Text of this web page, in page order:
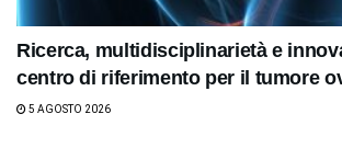
Ricerca, multidisciplinarietà e
centro di riferimento per il tumore
5 AGOSTO 2026